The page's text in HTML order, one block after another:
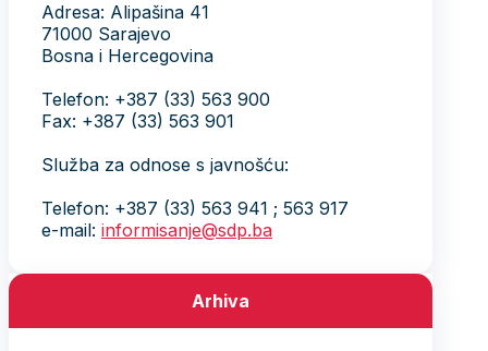
Adresa: Alipašina 41
71000 Sarajevo
Bosna i Hercegovina
Telefon: +387 (33) 563 900
Fax: +387 (33) 563 901
Služba za odnose s javnošću:
Telefon: +387 (33) 563 941 ; 563 917
e-mail: informisanje@sdp.ba
Arhiva